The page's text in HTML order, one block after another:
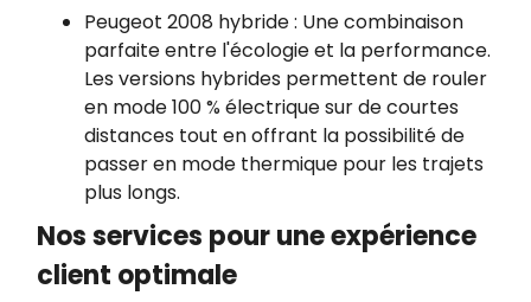
Peugeot 2008 hybride : Une combinaison
parfaite entre l'écologie et la performance.
Les versions hybrides permettent de rouler
en mode 100 % électrique sur de courtes
distances tout en offrant la possibilité de
passer en mode thermique pour les trajets
plus longs.
Nos services pour une expérience
client optimale